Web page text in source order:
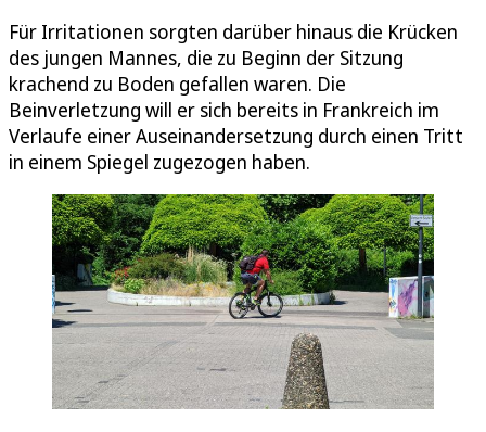
Für Irritationen sorgten darüber hinaus die Krücken
des jungen Mannes, die zu Beginn der Sitzung
krachend zu Boden gefallen waren. Die
Beinverletzung will er sich bereits in Frankreich im
Verlaufe einer Auseinandersetzung durch einen Tritt
in einem Spiegel zugezogen haben.